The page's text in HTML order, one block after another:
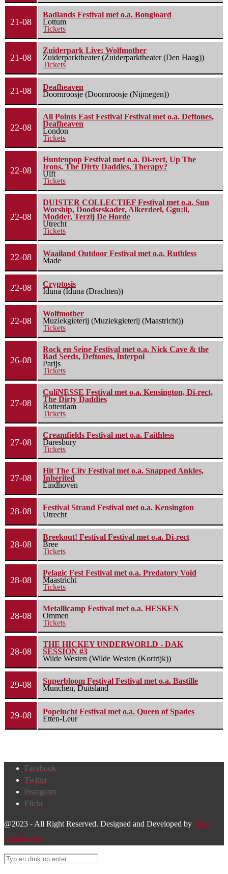
21-08
Badlands Festival met o.a. Bongloard
Lottum
Tickets
21-08
Zuiderpark Live: Wolfmother
Zuiderparktheater (Zuiderparktheater (Den Haag))
Tickets
21-08
Deafheaven
Doornroosje (Doornroosje (Nijmegen))
22-08
All Points East Festival Festival met o.a. Deftones,
Deafheaven
London
Tickets
22-08
Huntenpop Festival met o.a. Di-rect, Up The
Irons, The Dirty Daddies, Therapy?
Ulft
Tickets
22-08
DUISTER COLLECTIEF Festival met o.a. Sun
Worship, Doodseskader, Alkerdeel, Ggu:ll,
Modder, Terzij De Horde
Utrecht
Tickets
22-08
Waailand Outdoor Festival met o.a. Ruthless
Made
22-08
Cryptosis
Iduna (Iduna (Drachten))
22-08
Wolfmother
Muziekgieterij (Muziekgieterij (Maastricht))
Tickets
26-08
Rock en Seine Festival met o.a. Nick Cave & the
Bad Seeds, Deftones, Interpol
Parijs
Tickets
27-08
CuliNESSE Festival met o.a. Kensington, Di-rect,
The Dirty Daddies
Rotterdam
Tickets
27-08
Creamfields Festival met o.a. Faithless
Daresbury
Tickets
27-08
Hit The City Festival met o.a. Snapped Ankles,
Inherited
Eindhoven
28-08
Festival Strand Festival met o.a. Kensington
Utrecht
28-08
Breekout! Festival Festival met o.a. Di-rect
Bree
Tickets
28-08
Pelagic Fest Festival met o.a. Predatory Void
Maastricht
Tickets
28-08
Metallicamp Festival met o.a. HESKEN
Ommen
Tickets
28-08
THE HICKEY UNDERWORLD - DAK
SESSION #3
Wilde Westen (Wilde Westen (Kortrijk))
29-08
Superbloom Festival Festival met o.a. Bastille
Munchen, Duitsland
29-08
Popelucht Festival met o.a. Queen of Spades
Etten-Leur
Facebook
Twitter
Instagram
Flickr
@2023 - All Right Reserved. Designed and Developed by Harm
Lourenssen